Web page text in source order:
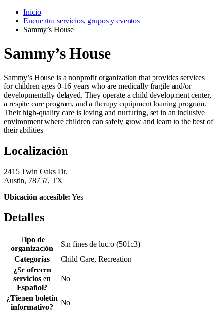
Inicio
Encuentra servicios, grupos y eventos
Sammy’s House
Sammy’s House
Sammy’s House is a nonprofit organization that provides services
for children ages 0-16 years who are medically fragile and/or
developmentally delayed. They operate a child development center,
a respite care program, and a therapy equipment loaning program.
Their high-quality care is loving and nurturing, set in an inclusive
environment where children can safely grow and learn to the best of
their abilities.
Localización
2415 Twin Oaks Dr.
Austin, 78757, TX
Ubicación accesible: Yes
Detalles
Tipo de
organización
Sin fines de lucro (501c3)
Categorías
Child Care, Recreation
¿Se ofrecen
servicios en
Español?
No
¿Tienen boletín
informativo?
No